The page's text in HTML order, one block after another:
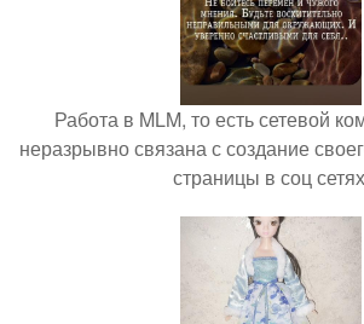
Работа в MLM, то есть сетевой
неразрывно связана с создание
страницы в соц